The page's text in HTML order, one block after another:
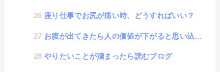
座り仕事でお尻が痛い時、どうすればいい？
お腹が出てきたら人の価値が下がると思い込んでいた話
やりたいことが溜まったら読むブログ